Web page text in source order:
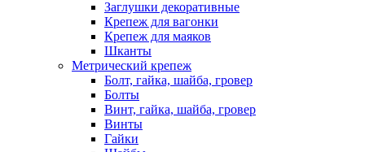
Заглушки декоративные
Крепеж для вагонки
Крепеж для маяков
Шканты
Метрический крепеж
Болт, гайка, шайба, гровер
Болты
Винт, гайка, шайба, гровер
Винты
Гайки